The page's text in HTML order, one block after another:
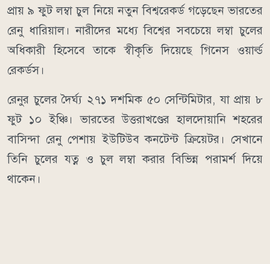
প্রায় ৯ ফুট লম্বা চুল নিয়ে নতুন বিশ্বরেকর্ড গড়েছেন ভারতের
রেনু ধারিয়াল। নারীদের মধ্যে বিশ্বের সবচেয়ে লম্বা চুলের
অধিকারী হিসেবে তাকে স্বীকৃতি দিয়েছে গিনেস ওয়ার্ল্ড
রেকর্ডস।
রেনুর চুলের দৈর্ঘ্য ২৭১ দশমিক ৫০ সেন্টিমিটার, যা প্রায় ৮
ফুট ১০ ইঞ্চি। ভারতের উত্তরাখণ্ডের হালদোয়ানি শহরের
বাসিন্দা রেনু পেশায় ইউটিউব কনটেন্ট ক্রিয়েটর। সেখানে
তিনি চুলের যত্ন ও চুল লম্বা করার বিভিন্ন পরামর্শ দিয়ে
থাকেন।